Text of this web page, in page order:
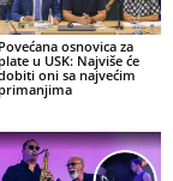
Povećana osnovica za
plate u USK: Najviše će
oni sa najvećim
primanjima